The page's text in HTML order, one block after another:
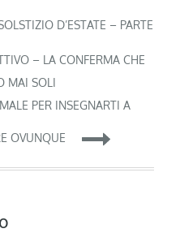
D’ESTATE – PARTE
– LA CONFERMA CHE
MAI SOLI
PER INSEGNARTI A
OVUNQUE